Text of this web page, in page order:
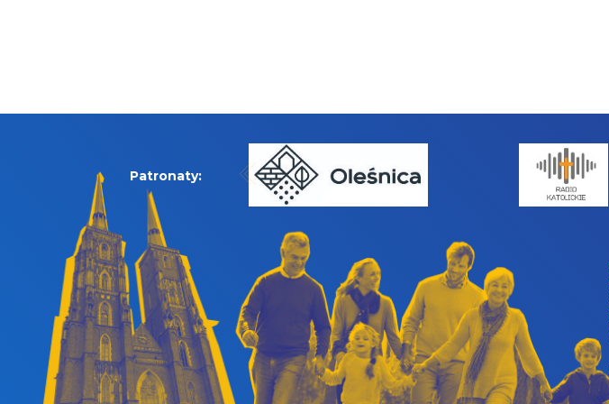
Patronaty: